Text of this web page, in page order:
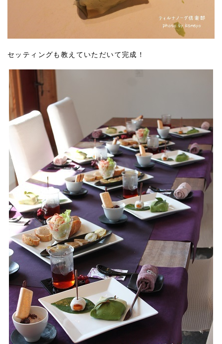
セッティングも教えていただいて完成！